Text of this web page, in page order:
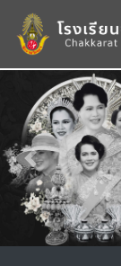
Previous